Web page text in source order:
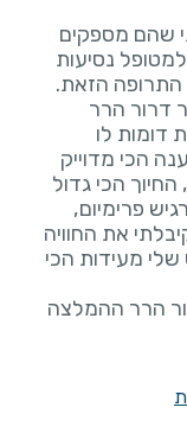
שהם מספקים
נסיעות
דרור הרר
דומות לו
הכי מדוייק
הכי גדול
פרימיום,
את החוויה
מעידות הכי
הרר ההמלצה